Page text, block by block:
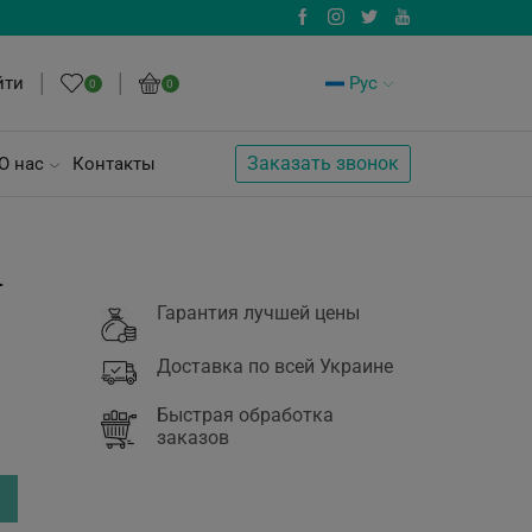
0 0 Рус
нас Контакты Заказать звонок
Гарантия лучшей цены
Доставка по всей Украине
Быстрая обработка
заказов